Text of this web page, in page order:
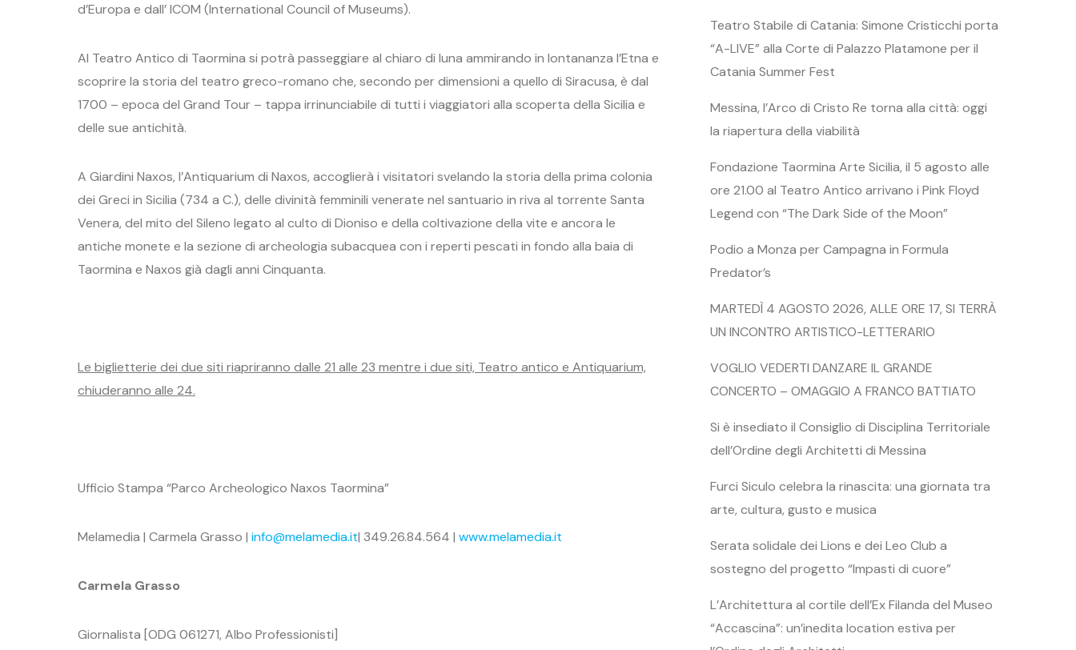
d’Europa e dall’ ICOM (International Council of Museums).
Al Teatro Antico di Taormina si potrà passeggiare al chiaro di luna ammirando in lontananza l’Etna e
scoprire la storia del teatro greco-romano che, secondo per dimensioni a quello di Siracusa, è dal
1700 – epoca del Grand Tour – tappa irrinunciabile di tutti i viaggiatori alla scoperta della Sicilia e
delle sue antichità.
A Giardini Naxos, l’Antiquarium di Naxos, accoglierà i visitatori svelando la storia della prima colonia
dei Greci in Sicilia (734 a C.), delle divinità femminili venerate nel santuario in riva al torrente Santa
Venera, del mito del Sileno legato al culto di Dioniso e della coltivazione della vite e ancora le
antiche monete e la sezione di archeologia subacquea con i reperti pescati in fondo alla baia di
Taormina e Naxos già dagli anni Cinquanta.
Le biglietterie dei due siti riapriranno dalle 21 alle 23 mentre i due siti, Teatro antico e Antiquarium,
chiuderanno alle 24.
Ufficio Stampa “Parco Archeologico Naxos Taormina”
Melamedia | Carmela Grasso | info@melamedia.it| 349.26.84.564 | www.melamedia.it
Carmela Grasso
Giornalista [ODG 061271, Albo Professionisti]
Teatro Stabile di Catania: Simone Cristicchi porta
“A-LIVE” alla Corte di Palazzo Platamone per il
Catania Summer Fest
Messina, l’Arco di Cristo Re torna alla città: oggi
la riapertura della viabilità
Fondazione Taormina Arte Sicilia, il 5 agosto alle
ore 21.00 al Teatro Antico arrivano i Pink Floyd
Legend con “The Dark Side of the Moon”
Podio a Monza per Campagna in Formula
Predator’s
MARTEDÌ 4 AGOSTO 2026, ALLE ORE 17, SI TERRÀ
UN INCONTRO ARTISTICO-LETTERARIO
VOGLIO VEDERTI DANZARE IL GRANDE
CONCERTO – OMAGGIO A FRANCO BATTIATO
Si è insediato il Consiglio di Disciplina Territoriale
dell’Ordine degli Architetti di Messina
Furci Siculo celebra la rinascita: una giornata tra
arte, cultura, gusto e musica
Serata solidale dei Lions e dei Leo Club a
sostegno del progetto “Impasti di cuore”
L’Architettura al cortile dell’Ex Filanda del Museo
“Accascina”: un’inedita location estiva per